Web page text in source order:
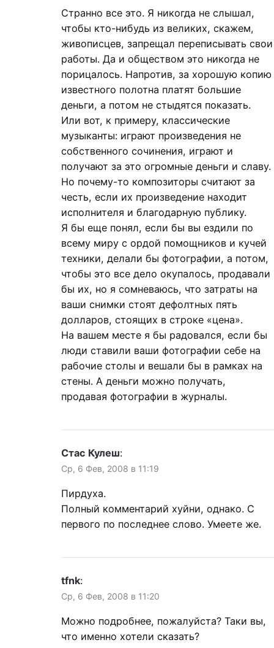
Странно все это. Я никогда не слышал,
чтобы кто-нибудь из великих, скажем,
живописцев, запрещал переписывать свои
работы. Да и обществом это никогда не
порицалось. Напротив, за хорошую копию
известного полотна платят большие
деньги, а потом не стыдятся показать.
Или вот, к примеру, классические
музыканты: играют произведения не
собственного сочинения, играют и
получают за это огромные деньги и славу.
Но почему-то композиторы считают за
честь, если их произведение находит
исполнителя и благодарную публику.
Я бы еще понял, если бы вы ездили по
всему миру с ордой помощников и кучей
техники, делали бы фотографии, а потом,
чтобы это все дело окупалось, продавали
бы их, но я сомневаюсь, что затраты на
ваши снимки стоят дефолтных пять
долларов, стоящих в строке «цена».
На вашем месте я бы радовался, если бы
люди ставили ваши фотографии себе на
рабочие столы и вешали бы в рамках на
стены. А деньги можно получать,
продавая фотографии в журналы.
Стас Кулеш:
Ср, 6 Фев, 2008 в 11:19
Пирдуха.
Полный комментарий хуйни, однако. С
первого по последнее слово. Умеете же.
tfnk:
Ср, 6 Фев, 2008 в 11:20
Можно подробнее, пожалуйста? Таки вы,
что именно хотели сказать?